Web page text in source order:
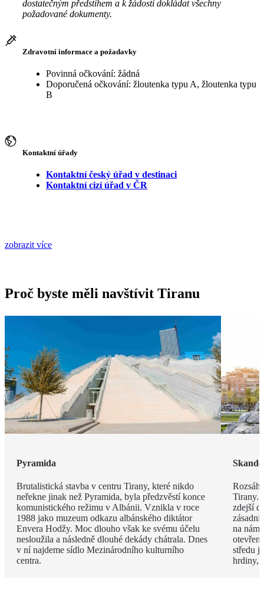
dostatečným předstihem a k žádosti dokládat všechny
požadované dokumenty.
Zdravotní informace a požadavky
Povinná očkování: žádná
Doporučená očkování: žloutenka typu A, žloutenka typu
B
Kontaktní úřady
Kontaktní český úřad v destinaci
Kontaktní cizí úřad v ČR
zobrazit více
Proč byste měli navštívit Tiranu
Pyramida
Brutalistická stavba v centru Tirany, které nikdo
neřekne jinak než Pyramida, byla předzvěstí konce
komunistického režimu v Albánii. Vznikla v roce
1988 jako muzeum odkazu albánského diktátor
Envera Hodžy. Moc dlouho však ke svému účelu
nesloužila a následně dlouhé dekády chátrala. Dnes
v ní najdeme sídlo Mezinárodního kulturního
centra.
Tirany.
zdejší
na
středu
hrdiny,